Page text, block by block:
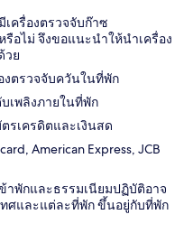
ครื่องตรวจจับก๊าซ
อไม่ จึงขอแนะนำให้นำเครื่อง
วย
งตรวจจับควันในที่พัก
เพลิงภายในที่พัก
รเครดิตและเงินสด
American Express, JCB
าพักและธรรมเนียมปฏิบัติอาจ
ศและแต่ละที่พัก ขึ้นอยู่กับที่พัก